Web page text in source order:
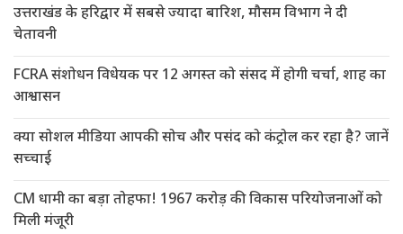
उत्तराखंड के हरिद्वार में सबसे ज्यादा बारिश, मौसम विभाग ने दी
चेतावनी
FCRA संशोधन विधेयक पर 12 अगस्त को संसद में होगी चर्चा, शाह का
आश्वासन
क्या सोशल मीडिया आपकी सोच और पसंद को कंट्रोल कर रहा है? जानें
सच्चाई
CM धामी का बड़ा तोहफा! 1967 करोड़ की विकास परियोजनाओं को
मिली मंजूरी